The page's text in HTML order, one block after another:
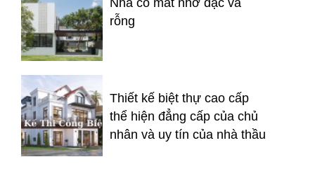
rỗng
Thiết kế biệt thự cao cấp
thể hiện đẳng cấp của chủ
nhân và uy tín của nhà thầu